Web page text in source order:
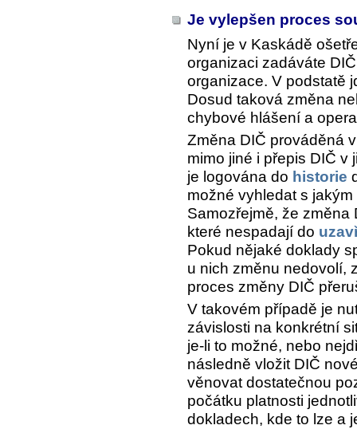
Je vylepšen proces
Nyní je v Kaskádě
organizaci zadáváte
organizace. V podstatě
Dosud taková změna
chybové hlášení a
Změna DIČ prováděná
mimo jiné i přepis DIČ v
je logována do historie
možné vyhledat s
Samozřejmě, že změna
které nespadají do
Pokud nějaké doklady
u nich změnu nedovolí,
proces změny DIČ
V takovém případě je
závislosti na konkrétní
je-li to možné, nebo
následně vložit DIČ
věnovat dostatečnou
počátku platnosti
dokladech, kde to lze a